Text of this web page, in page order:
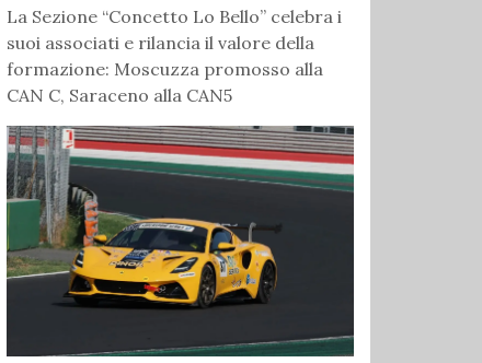
La Sezione “Concetto Lo Bello” celebra i
suoi associati e rilancia il valore della
formazione: Moscuzza promosso alla
CAN C, Saraceno alla CAN5